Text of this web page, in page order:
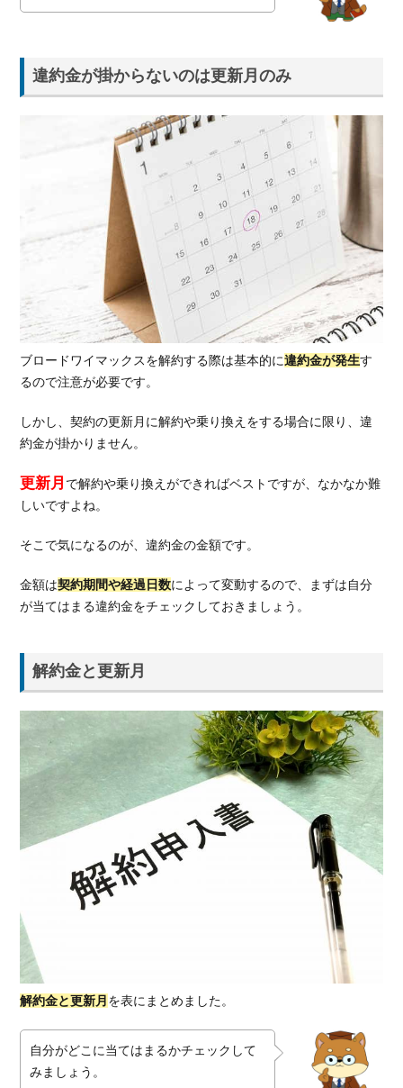
1.1.
違約
金と
月
1.2.1.
3年契
2.
ブ
ー
ド
イ
ッ
ク
約
方
法
つ
い
て
2.1.
電話
約す
る方
続きを
2.1.2.
違約金が掛からないのは更新月のみ
ブロードワイマックスを解約する際は基本的に違約金が発生す
るので注意が必要です。
しかし、契約の更新月に解約や乗り換えをする場合に限り、違
約金が掛かりません。
更新月 で解約や乗り換えができればベストですが、なかなか難
しいですよね。
そこで気になるのが、違約金の金額です。
金額は契約期間や経過日数によって変動するので、まずは自分
が当てはまる違約金をチェックしておきましょう。
解約金と更新月
解約金と更新月 を表にまとめました。
自分がどこに当てはまるかチェックして
みましょう。